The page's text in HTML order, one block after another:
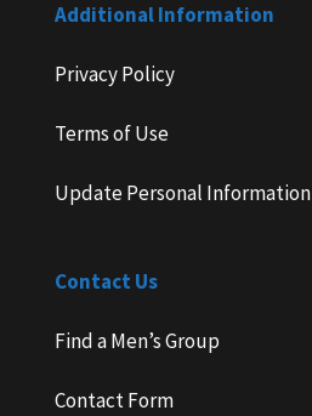
Additional Information
Privacy Policy
Terms of Use
Update Personal Information
Contact Us
Find a Men’s Group
Contact Form